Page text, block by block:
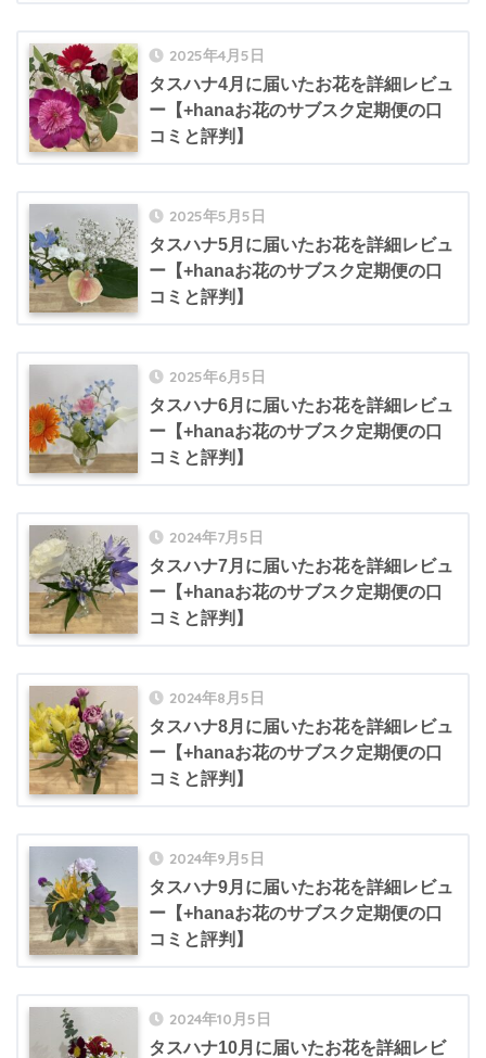
2025年4月5日
タスハナ4月に届いたお花を詳細レビュ
ー【+hanaお花のサブスク定期便の口
コミと評判】
2025年5月5日
タスハナ5月に届いたお花を詳細レビュ
ー【+hanaお花のサブスク定期便の口
コミと評判】
2025年6月5日
タスハナ6月に届いたお花を詳細レビュ
ー【+hanaお花のサブスク定期便の口
コミと評判】
2024年7月5日
タスハナ7月に届いたお花を詳細レビュ
ー【+hanaお花のサブスク定期便の口
コミと評判】
2024年8月5日
タスハナ8月に届いたお花を詳細レビュ
ー【+hanaお花のサブスク定期便の口
コミと評判】
2024年9月5日
タスハナ9月に届いたお花を詳細レビュ
ー【+hanaお花のサブスク定期便の口
コミと評判】
2024年10月5日
タスハナ10月に届いたお花を詳細レビ